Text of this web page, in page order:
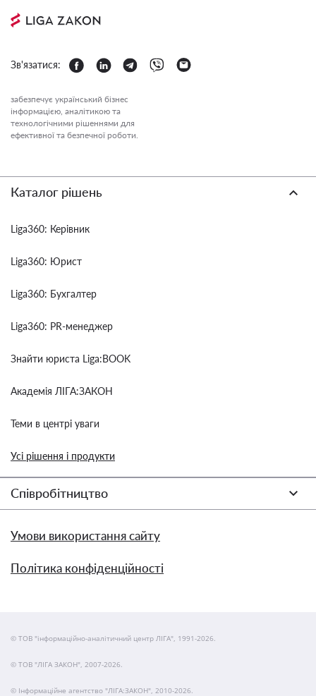
Зв'язатися:
забезпечує український бізнес
інформацією, аналітикою та
технологічними рішеннями для
ефективної та безпечної роботи.
Каталог рішень
Liga360: Керівник
Liga360: Юрист
Liga360: Бухгалтер
Liga360: PR-менеджер
Знайти юриста Liga:BOOK
Академія ЛІГА:ЗАКОН
Теми в центрі уваги
Усі рішення і продукти
Співробітництво
Умови використання сайту
Політика конфіденційності
© ТОВ "інформаційно-аналітичний центр ЛІГА", 1991-2026.
© ТОВ "ЛІГА ЗАКОН", 2007-2026.
© Інформаційне агентство "ЛІГА:ЗАКОН", 2010-2026.